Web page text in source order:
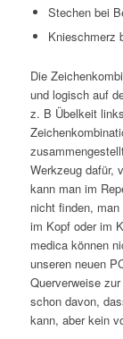
Stechen bei
Knieschmerz
Die
und logisch auf
z. B Übelkeit
Werkzeug dafür,
kann man im
nicht finden,
im Kopf oder im
medica können
unseren neuen
Querverweise
schon davon,
kann, aber kein